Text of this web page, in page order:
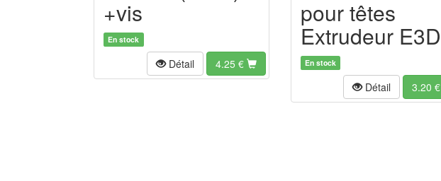
+vis
En stock
Détail 4.25 €
pour têtes
Extrudeur E3D
En stock
Détail 3.20 €